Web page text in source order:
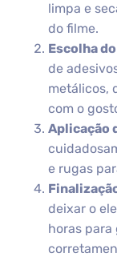
limpa e
do filme.
Escolha
de
metálicos,
com o
Aplicação
e rugas
deixar o
horas para